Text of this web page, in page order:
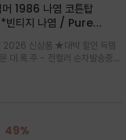
머 1986 나염 코튼탑
티지 나염 / Pure
도가 살아나는 베라노바 스
신상품 ★대박 할인 득템
.대.폭.주 - 전컬러 순차발송중
쾌한 기장감이 자연스럽게 체형
한 레터링 프린트가 은근한 포인
나 린넨 팬츠와 감
49%